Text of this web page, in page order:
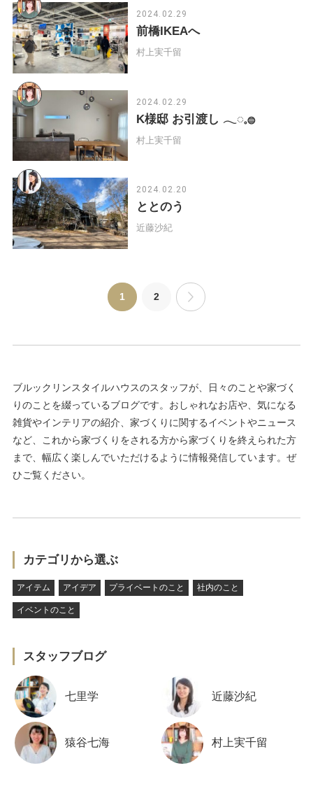
2024.02.29
前橋IKEAへ
村上実千留
2024.02.29
K様邸 お引渡し 𓂃◌𓈒𓐍
村上実千留
2024.02.20
ととのう
近藤沙紀
1 2
ブルックリンスタイルハウスのスタッフが、日々のことや家づく
りのことを綴っているブログです。おしゃれなお店や、気になる
雑貨やインテリアの紹介、家づくりに関するイベントやニュース
など、これから家づくりをされる方から家づくりを終えられた方
まで、幅広く楽しんでいただけるように情報発信しています。ぜ
ひご覧ください。
カテゴリから選ぶ
アイテム アイデア プライベートのこと 社内のこと
イベントのこと
スタッフブログ
七里学 近藤沙紀
猿谷七海 村上実千留